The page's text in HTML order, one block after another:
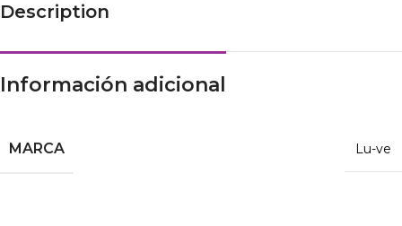
Description
Información adicional
MARCA Lu-ve